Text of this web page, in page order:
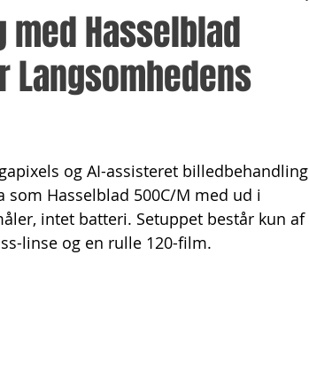
Hasselblad
Langsomhedens
og AI-assisteret billedbehandling
Hasselblad 500C/M med ud i
intet batteri. Setuppet består kun af
linse og en rulle 120-film.